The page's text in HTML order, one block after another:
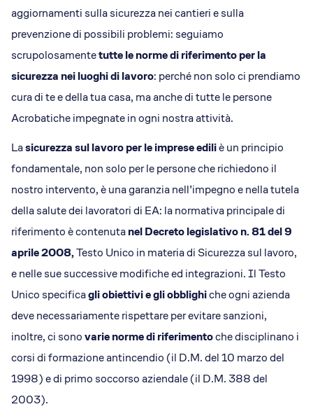
aggiornamenti sulla sicurezza nei cantieri e sulla
prevenzione di possibili problemi: seguiamo
scrupolosamentetutte le norme di riferimento per la
sicurezza nei luoghi di lavoro: perché non solo ci prendiamo
cura di te e della tua casa, ma anche di tutte le persone
Acrobatiche impegnate in ogni nostra attività.
Lasicurezza sul lavoro per le imprese ediliè un principio
fondamentale, non solo per le persone che richiedono il
nostro intervento, è una garanzia nell’impegno e nella tutela
della salute dei lavoratori di EA: la normativa principale di
riferimento è contenutanel Decreto legislativo n. 81 del 9
aprile 2008,Testo Unico in materia di Sicurezza sul lavoro,
e nelle sue successive modifiche ed integrazioni. Il Testo
Unico specificagli obiettivi e gli obblighiche ogni azienda
deve necessariamente rispettare per evitare sanzioni,
inoltre, ci sonovarie norme di riferimentoche disciplinano i
corsi di formazione antincendio (il D.M. del 10 marzo del
1998) e di primo soccorso aziendale (il D.M. 388 del
2003).